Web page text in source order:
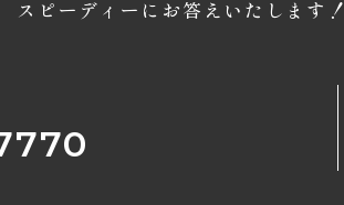
スピーディーにお答えいたします！